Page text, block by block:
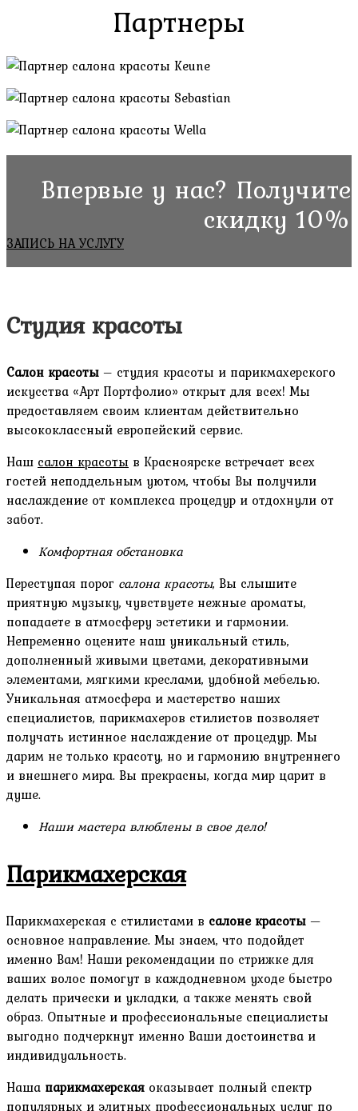
Партнеры
Впервые у нас? Получите
скидку 10%
ЗАПИСЬ НА УСЛУГУ
Студия красоты
Салон красоты – студия красоты и парикмахерского
искусства «Арт Портфолио» открыт для всех! Мы
предоставляем своим клиентам действительно
высококлассный европейский сервис.
Наш салон красоты в Красноярске встречает всех
гостей неподдельным уютом, чтобы Вы получили
наслаждение от комплекса процедур и отдохнули от
забот.
Комфортная обстановка
Переступая порог салона красоты, Вы слышите
приятную музыку, чувствуете нежные ароматы,
попадаете в атмосферу эстетики и гармонии.
Непременно оцените наш уникальный стиль,
дополненный живыми цветами, декоративными
элементами, мягкими креслами, удобной мебелью.
Уникальная атмосфера и мастерство наших
специалистов, парикмахеров стилистов позволяет
получать истинное наслаждение от процедур. Мы
дарим не только красоту, но и гармонию внутреннего
и внешнего мира. Вы прекрасны, когда мир царит в
душе.
Наши мастера влюблены в свое дело!
Парикмахерская
Парикмахерская с стилистами в салоне красоты —
основное направление. Мы знаем, что подойдет
именно Вам! Наши рекомендации по стрижке для
ваших волос помогут в каждодневном уходе быстро
делать прически и укладки, а также менять свой
образ. Опытные и профессиональные специалисты
выгодно подчеркнут именно Ваши достоинства и
индивидуальность.
Наша парикмахерская оказывает полный спектр
популярных и элитных профессиональных услуг по